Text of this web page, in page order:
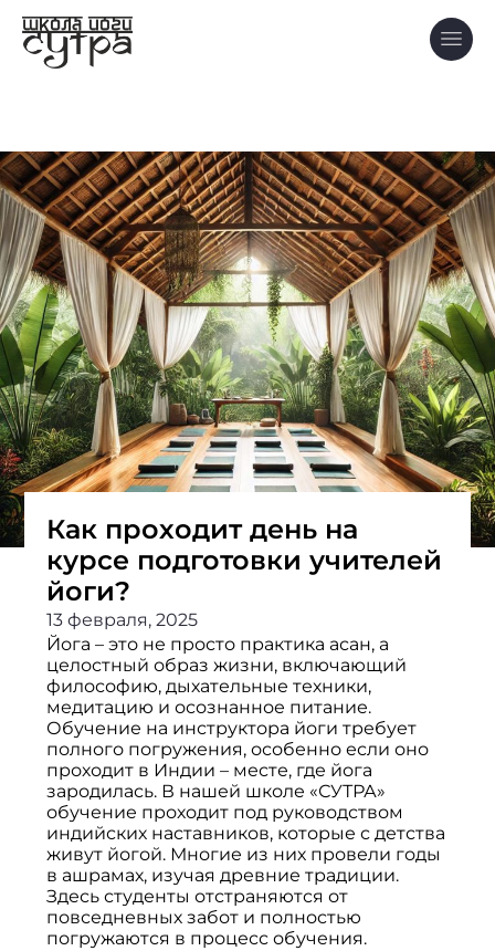
Как проходит день на
курсе подготовки учителей
йоги?
13 февраля, 2025
Йога – это не просто практика асан, а
целостный образ жизни, включающий
философию, дыхательные техники,
медитацию и осознанное питание.
Обучение на инструктора йоги требует
полного погружения, особенно если оно
проходит в Индии – месте, где йога
зародилась. В нашей школе «СУТРА»
обучение проходит под руководством
индийских наставников, которые с детства
живут йогой. Многие из них провели годы
в ашрамах, изучая древние традиции.
Здесь студенты отстраняются от
повседневных забот и полностью
погружаются в процесс обучения.